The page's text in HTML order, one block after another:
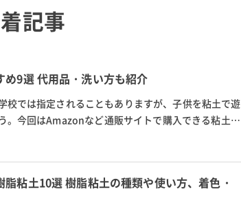
記事
め9選 代用品・洗い方も紹介
では指定されることもありますが、子供を粘土で遊
。今回はAmazonなど通販サイトで購入できる粘土
、幼...
粘土10選 樹脂粘土の種類や使い方、着色・